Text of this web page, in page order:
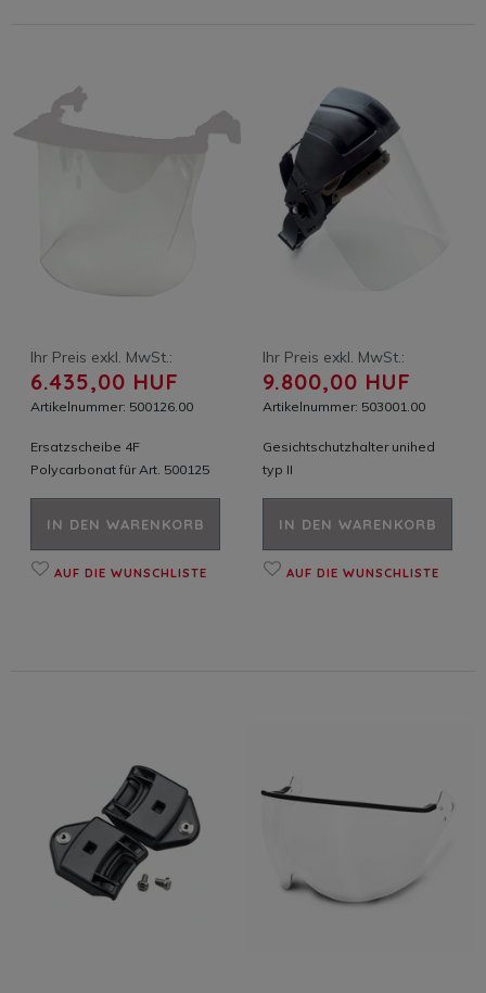
Ihr Preis exkl. MwSt.:
6.435,00 HUF
Artikelnummer: 500126.00
Ersatzscheibe 4F
Polycarbonat für Art. 500125
IN DEN WARENKORB
AUF DIE WUNSCHLISTE
Ihr Preis exkl. MwSt.:
9.800,00 HUF
Artikelnummer: 503001.00
Gesichtschutzhalter unihed
typ II
IN DEN WARENKORB
AUF DIE WUNSCHLISTE